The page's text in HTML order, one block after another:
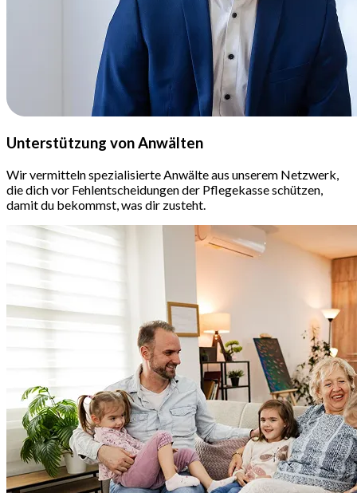
Unterstützung von Anwälten
Wir vermitteln spezialisierte Anwälte aus unserem Netzwerk,
die dich vor Fehlentscheidungen der Pflegekasse schützen,
damit du bekommst, was dir zusteht.